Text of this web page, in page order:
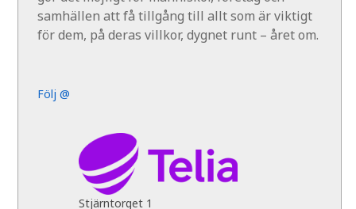
samhällen att få tillgång till allt som är viktigt
för dem, på deras villkor, dygnet runt – året om.
Följ @
Stjärntorget 1